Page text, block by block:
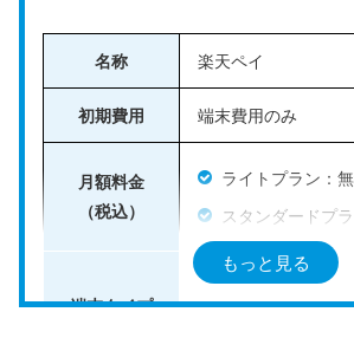
未定だけれど、まずは低コストでキャ
導入したい」という方にもおすすめで
＼決済機能だけでOKならAirペイがお
Airペイの公式HPはこ
＼POS機能を使うならAirレジがお
Airレジの公式HPは
名称 楽天ペイ
初期費用 端末費用のみ
月額料金
（税込）
ライトプラン：
スタンダードプ
端末タイプ
オールインワン
もっと見る